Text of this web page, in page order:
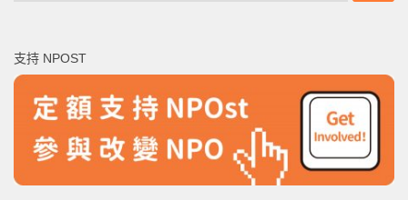
字:
支持 NPOST